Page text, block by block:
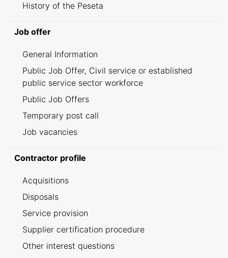
History of the Peseta
Job offer
General Information
Public Job Offer, Civil service or established
public service sector workforce
Public Job Offers
Temporary post call
Job vacancies
Contractor profile
Acquisitions
Disposals
Service provision
Supplier certification procedure
Other interest questions